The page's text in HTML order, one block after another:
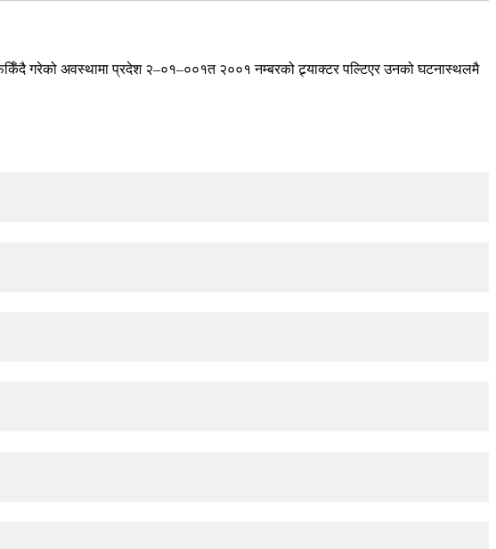
फर्किँदै गरेको अवस्थामा प्रदेश २–०१–००१त २००१ नम्बरको ट्र्याक्टर पल्टिएर उनको घटनास्थलमै